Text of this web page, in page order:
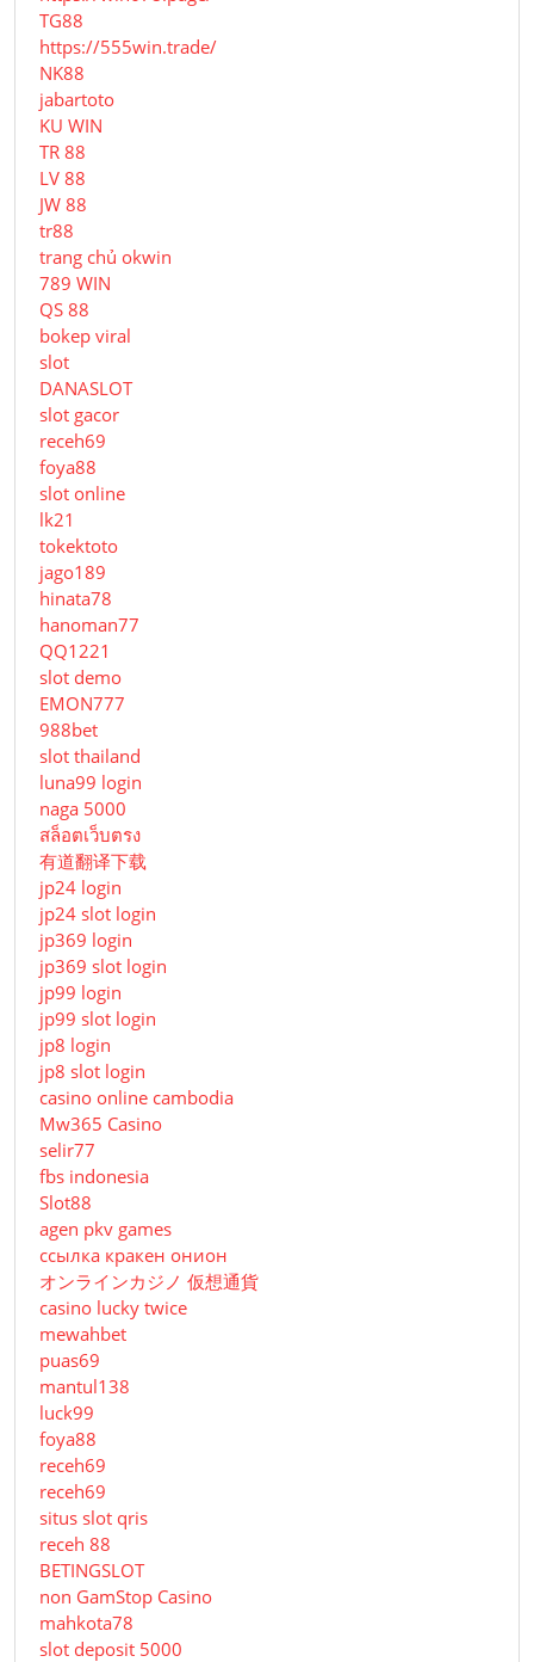
TG88
https://555win.trade/
NK88
jabartoto
KU WIN
TR 88
LV 88
JW 88
tr88
trang chủ okwin
789 WIN
QS 88
bokep viral
slot
DANASLOT
slot gacor
receh69
foya88
slot online
lk21
tokektoto
jago189
hinata78
hanoman77
QQ1221
slot demo
EMON777
988bet
slot thailand
luna99 login
naga 5000
สล็อตเว็บตรง
有道翻译下载
jp24 login
jp24 slot login
jp369 login
jp369 slot login
jp99 login
jp99 slot login
jp8 login
jp8 slot login
casino online cambodia
Mw365 Casino
selir77
fbs indonesia
Slot88
agen pkv games
ссылка кракен онион
オンラインカジノ 仮想通貨
casino lucky twice
mewahbet
puas69
mantul138
luck99
foya88
receh69
receh69
situs slot qris
receh 88
BETINGSLOT
non GamStop Casino
mahkota78
slot deposit 5000